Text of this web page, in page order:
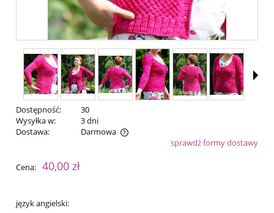
Dostępność:
30
Wysyłka w:
3 dni
Dostawa:
Darmowa
Cena nie zawiera ewentualnych kosztów płatnościsprawdź formy dostawy
Cena: 40,00 zł
język angielski: